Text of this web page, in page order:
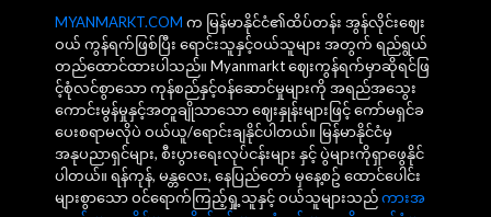
MYANMARKT.COM က မြန်မာနိုင်ငံ၏ထိပ်တန်း အွန်လိုင်းဈေး
ဝယ် ကွန်ရက်ဖြစ်ပြီး ရောင်းသူနှင့်ဝယ်သူများ အတွက် ရည်ရွယ်
တည်ထောင်ထားပါသည်။ Myanmarkt ဈေးကွန်ရက်မှာဆိုရင်ဖြ
င့်စုံလင်စွာသော ကုန်စည်နှင့်ဝန်ဆောင်မှုများကို အရည်အသွေး
ကောင်းမွန်မှုနှင့်အတူချိုသာသော ဈေးနှုန်းများဖြင့် ကော်မရှင်ခ
ပေးစရာမလိုပဲ ဝယ်ယူ/ရောင်းချနိုင်ပါတယ်။ မြန်မာနိုင်ငံမှ
အနုပညာရှင်များ, စီးပွားရေးလုပ်ငန်းများ နှင့် ပွဲများကိုရှာဖွေနိုင်
ပါတယ်။ ရန်ကုန်, မန္တလေး, နေပြည်တော် မှနေ့စဥ် ထောင်ပေါင်း
များစွာသော ဝင်ရောက်ကြည့်ရှု့သူနှင့် ဝယ်သူများသည်ကားအ